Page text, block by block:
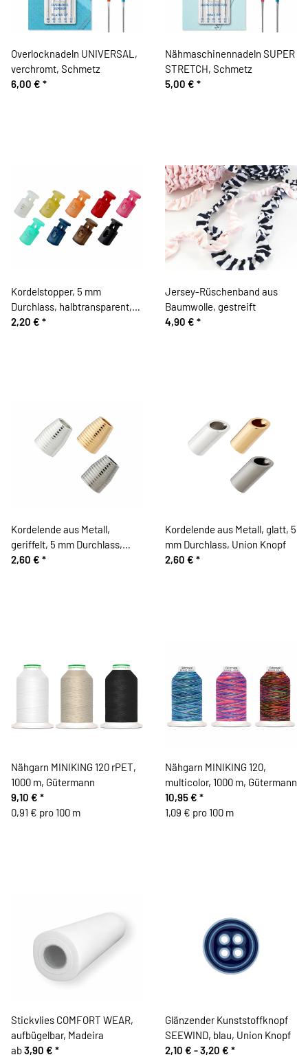
Overlocknadeln UNIVERSAL,
verchromt, Schmetz
6,00 € *
Nähmaschinennadeln SUPER
STRETCH, Schmetz
5,00 € *
Kordelstopper, 5 mm
Durchlass, halbtransparent,
Union Knopf
2,20 € *
Jersey-Rüschenband aus
Baumwolle, gestreift
4,90 € *
Kordelende aus Metall,
geriffelt, 5 mm Durchlass,
Union Knopf
2,60 € *
Kordelende aus Metall, glatt, 5
mm Durchlass, Union Knopf
2,60 € *
Nähgarn MINIKING 120 rPET,
1000 m, Gütermann
9,10 € *
0,91 € pro 100 m
Nähgarn MINIKING 120,
multicolor, 1000 m, Gütermann
10,95 € *
1,09 € pro 100 m
Stickvlies COMFORT WEAR,
aufbügelbar, Madeira
ab3,90 € *
Glänzender Kunststoffknopf
SEEWIND, blau, Union Knopf
2,10 € -3,20 € *